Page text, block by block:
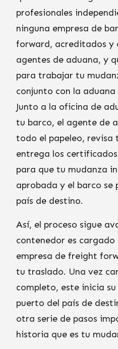
profesionales
ninguna empresa de
forward, acreditados y
agentes de aduana, y
para trabajar tu
conjunto con la
Junto a la oficina de
tu barco, el agente de
todo el papeleo, revisa
entrega los
para que tu mudanza
aprobada y el barco
país de destino.
Así, el proceso sigue
contenedor es cargado
empresa de freight
tu traslado. Una vez
completo, este inicia
puerto del país de
otra serie de pasos
historia que es tu